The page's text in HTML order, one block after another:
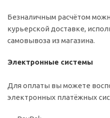
Безналичным расчётом
курьерской доставке,
самовывоза из магазина.
Электронные системы
Для оплаты вы можете
электронных платёжных